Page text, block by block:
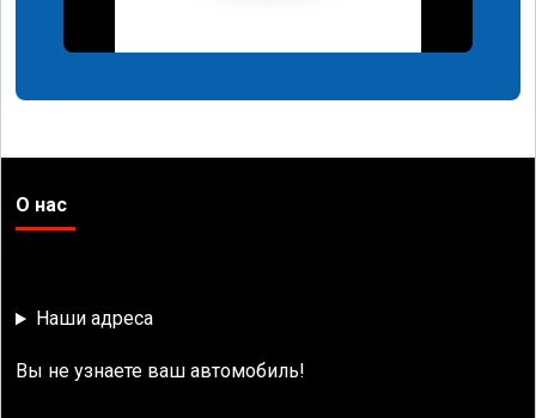
О нас
Наши адреса
Вы не узнаете ваш автомобиль!